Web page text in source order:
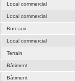
Local commercial
Local commercial
Bureaux
Local commercial
Terrain
Bâtiment
Bâtiment